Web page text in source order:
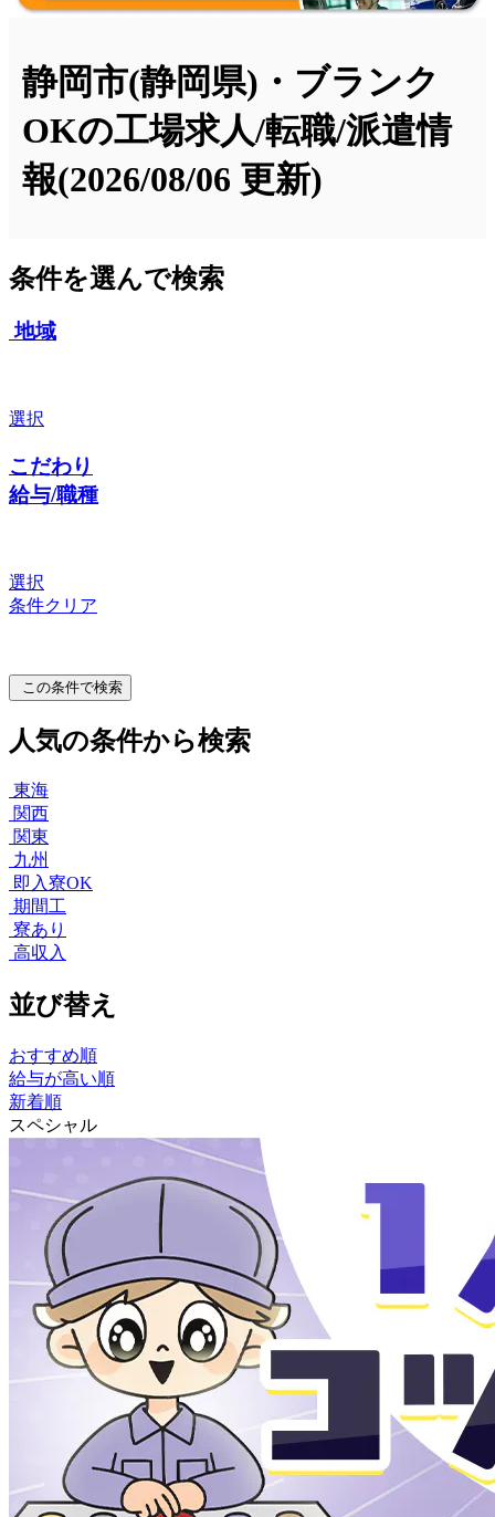
静岡市(静岡県)・ブランク
OKの工場求人/転職/派遣情
報(2026/08/06 更新)
条件を選んで検索
地域
選択
こだわり
給与/職種
選択
条件クリア
この条件で検索
人気の条件から検索
東海
関西
関東
九州
即入寮OK
期間工
寮あり
高収入
並び替え
おすすめ順
給与が高い順
新着順
スペシャル